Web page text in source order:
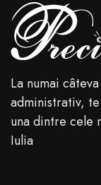
La numai
administrativ,
una dintre cele
Iulia